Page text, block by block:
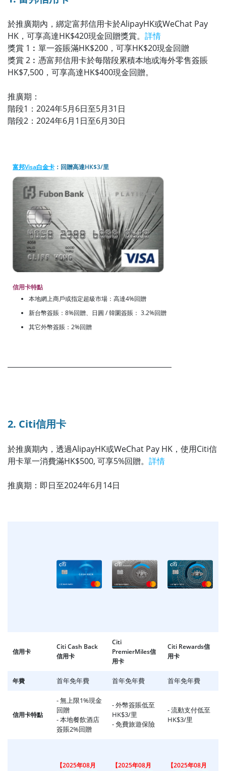
於推廣期內，綁定富邦信用卡於AlipayHK或WeChat Pay
HK，可享高達HK$420現金回贈獎賞。 詳情
獎賞 1︰單一簽賬滿HK$200，可享HK$20現金回贈
獎賞 2︰憑富邦信用卡於每階段累積本地或海外零售簽賬
HK$7,500，可享高達HK$400現金回贈。
推廣期：
階段1：2024年5月6日至5月31日
階段2：2024年6月1日至6月30日
富邦Visa白金卡 ：回贈高達HK$3/里
信用卡特點
本地網上商戶或指定超級市場：高達4%回贈
新台幣簽賬：8%回贈、日圓 / 韓圜簽賬： 3.2%回贈
其它外幣簽賬：2%回贈
2. Citi信用卡
於推廣期內，透過AlipayHK或WeChat Pay HK，使用Citi信
用卡單一消費滿HK$500, 可享5%回贈。 詳情
推廣期：即日至2024年6月14日
信用卡
Citi Cash Back
信用卡
Citi
PremierMiles信
用卡
Citi Rewards信
用卡
年費 首年免年費 首年免年費 首年免年費
信用卡特點
- 無上限1%現金
回贈
- 本地餐飲酒店
簽賬2%回贈
- 外幣簽賬低至
HK$3/里
- 免費旅遊保險
- 流動支付低至
HK$3/里
【2025年08月
【2025年08月
【2025年08月